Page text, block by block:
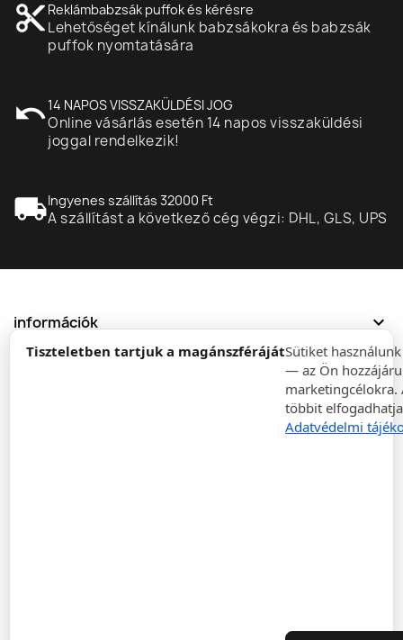
Tiszteletben tartjuk a magánszférájátSütiket
— az Ön
marketingcélokra.
többit
Adatvédelmi
content_cut Reklámbabzsák puffok és kérésre
Lehetőséget kínálunk babzsákokra és babzsák
puffok nyomtatására
undo14 NAPOS VISSZAKÜLDÉSI JOG
Online vásárlás esetén 14 napos visszaküldési
joggal rendelkezik!
local_shippingIngyenes szállítás 32000 Ft
A szállítást a következő cég végzi: DHL, GLS, UPS
információk expand_more
expand_more
expand_more